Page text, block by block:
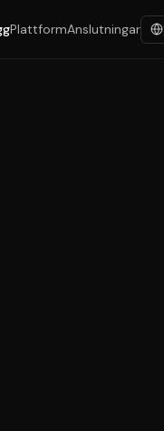
PlattformAnslutningar